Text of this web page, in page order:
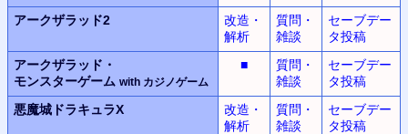
アークザラッド2
改造・
解析
質問・
雑談
セーブデー
タ投稿
アークザラッド・
モンスターゲーム with カジノゲーム
■
質問・
雑談
セーブデー
タ投稿
悪魔城ドラキュラX
改造・
解析
質問・
雑談
セーブデー
タ投稿